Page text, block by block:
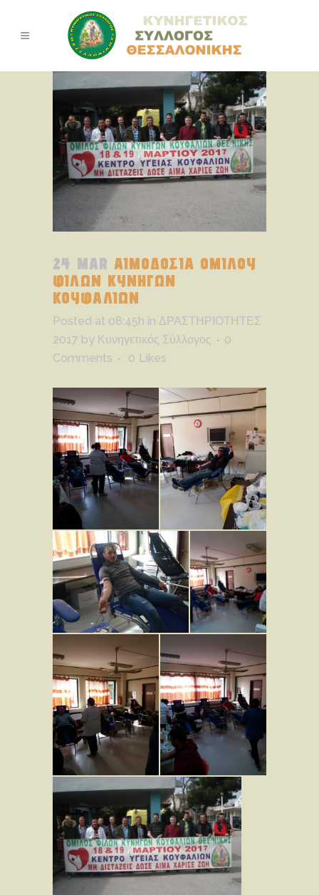
24 MAR ΑΙΜΟΔΟΣΙΑ ΟΜΙΛΟΥ
ΦΙΛΩΝ ΚΥΝΗΓΩΝ
ΚΟΥΦΑΛΙΩΝ
Posted at 08:45h in ΔΡΑΣΤΗΡΙΟΤΗΤΕΣ
2017 by Κυνηγετικός Σύλλογος
0
Comments
0 Likes